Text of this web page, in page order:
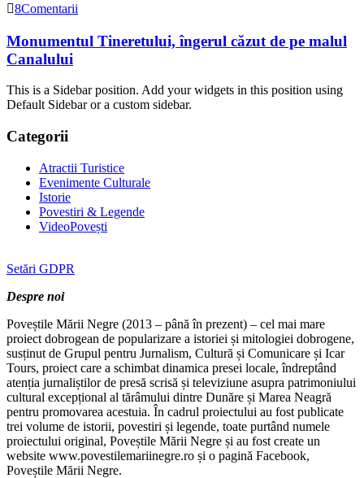
8Comentarii
Monumentul Tineretului, îngerul căzut de pe malul
Canalului
This is a Sidebar position. Add your widgets in this position using
Default Sidebar or a custom sidebar.
Categorii
Atractii Turistice
Evenimente Culturale
Istorie
Povestiri & Legende
VideoPovești
Setări GDPR
Despre noi
Poveștile Mării Negre (2013 – până în prezent) – cel mai mare
proiect dobrogean de popularizare a istoriei și mitologiei dobrogene,
susținut de Grupul pentru Jurnalism, Cultură și Comunicare și Icar
Tours, proiect care a schimbat dinamica presei locale, îndreptând
atenția jurnaliștilor de presă scrisă și televiziune asupra patrimoniului
cultural excepțional al tărâmului dintre Dunăre și Marea Neagră
pentru promovarea acestuia. În cadrul proiectului au fost publicate
trei volume de istorii, povestiri și legende, toate purtând numele
proiectului original, Poveștile Mării Negre și au fost create un
website www.povestilemariinegre.ro și o pagină Facebook,
Poveștile Mării Negre.